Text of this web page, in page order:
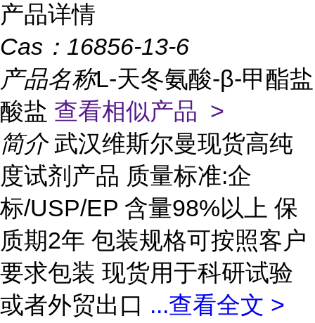
产品详情
Cas： 16856-13-6
产品名称L-天冬氨酸-β-甲酯盐
酸盐 查看相似产品 >
简介 武汉维斯尔曼现货高纯
度试剂产品 质量标准:企
标/USP/EP 含量98%以上 保
质期2年 包装规格可按照客户
要求包装 现货用于科研试验
或者外贸出口 ...查看全文 >